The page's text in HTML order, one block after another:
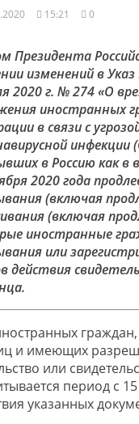
15:21 0
Президента
изменений в
2020 г. № 274 «О
иностранных
в связи с
инфекции
в Россию как в
2020 года
(включая
(включая
иностранные
или
действия
и имеющих
или
период с
указанных